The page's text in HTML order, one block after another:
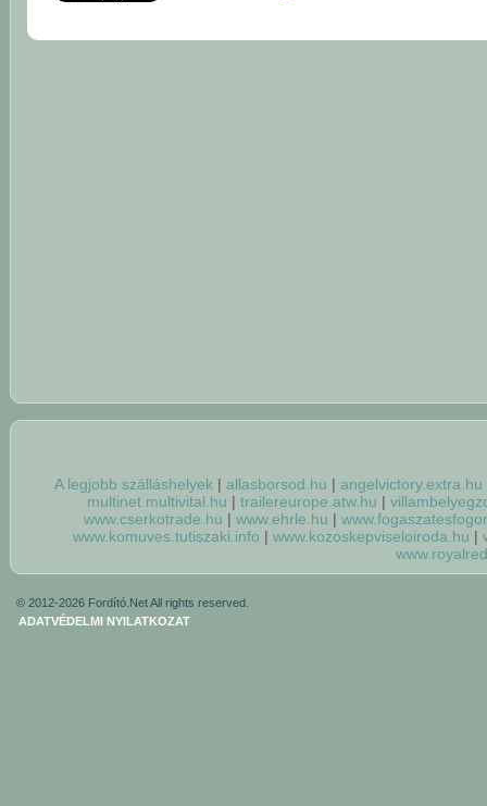
A legjobb szálláshelyek allasborsod.hu
angelvictory.extra.hu
multinet.multivital.hu
trailereurope.atw.hu
www.cserkotrade.hu
www.ehrle.hu
www.komuves.tutiszaki.info
www.kozoskepviseloiroda.hu
© 2012-2026 Fordító.Net All rights reserved.
ADATVÉDELMI NYILATKOZAT